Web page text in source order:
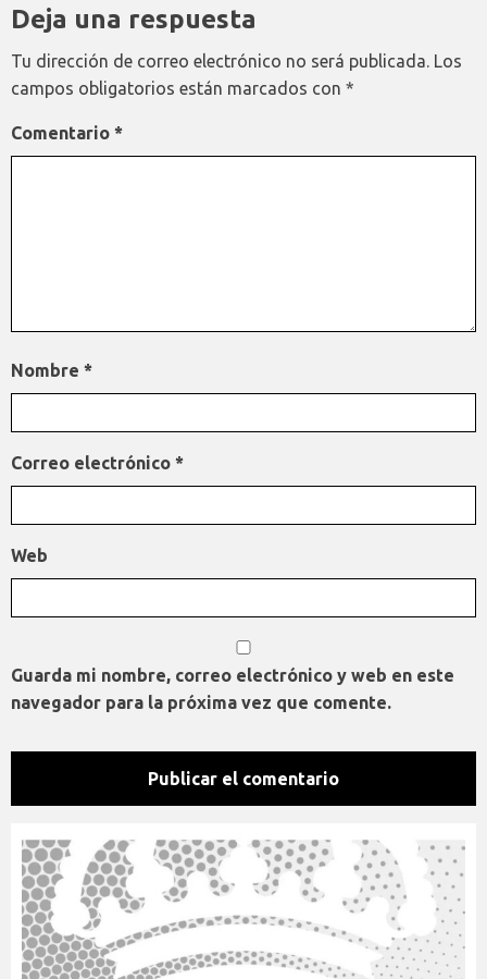
Deja una respuesta
Tu dirección de correo electrónico no será publicada. Los
campos obligatorios están marcados con *
Comentario *
Nombre *
Correo electrónico *
Web
Guarda mi nombre, correo electrónico y web en este
navegador para la próxima vez que comente.